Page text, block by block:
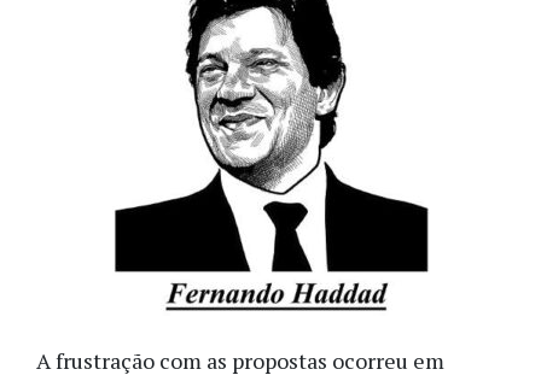
A frustração com as propostas ocorreu em